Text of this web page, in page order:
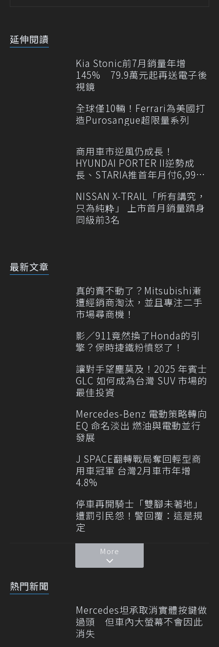
延伸閱讀
Kia Stonic前7月銷量年增
145% 79.9萬元起再送電子後
視鏡
全球僅10輛！Ferrari為美國打
造Purosangue超限量系列
商用車市逆風仍成長！
HYUNDAI PORTER II逆勢成
長、STARIA推首年月付6,999
NISSAN X-TRAIL「所有講究，
只為純粋」 上市首月銷量躋身
同級前3名
最新文章
真的賣不動了？Mitsubishi漸
遭經銷商淘汰，並且專注二手
市場尋商機！
影／911竟然換了Honda的引
擎？保時捷鐵粉憤怒了！
讓對手望塵莫及！2025 年賓士
GLC 如何成為台灣 SUV 市場的
最佳投資
Mercedes-Benz 電動策略轉向
EQ 命名淡出 燃油與電動並行
發展
J SPACE翻轉戰局奪回輕型商
用車冠軍 台灣2月車市年增
4.8%
停車再開騎士「雙腳未著地」
遭罰引民怨！警回覆：這是規
定
More
熱門新聞
Mercedes坦承取消實體按鍵做
過頭 但車內大螢幕不會因此
消失